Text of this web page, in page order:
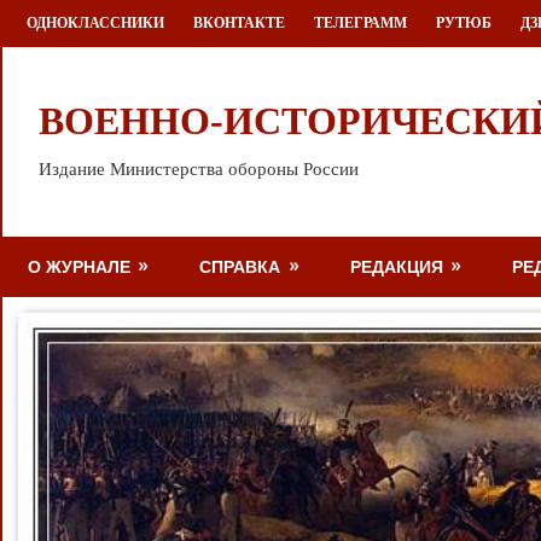
Перейти
к
ОДНОКЛАССНИКИ ВКОНТАКТЕ ТЕЛЕГРАММ РУТЮБ
ВОЕННО-
Издание Министерства обороны России
О ЖУРНАЛЕ СПРАВКА РЕДАКЦИЯ